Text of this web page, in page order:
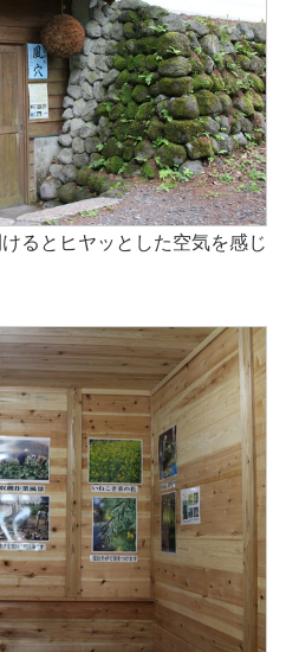
るとヒヤッとした空気を感じ